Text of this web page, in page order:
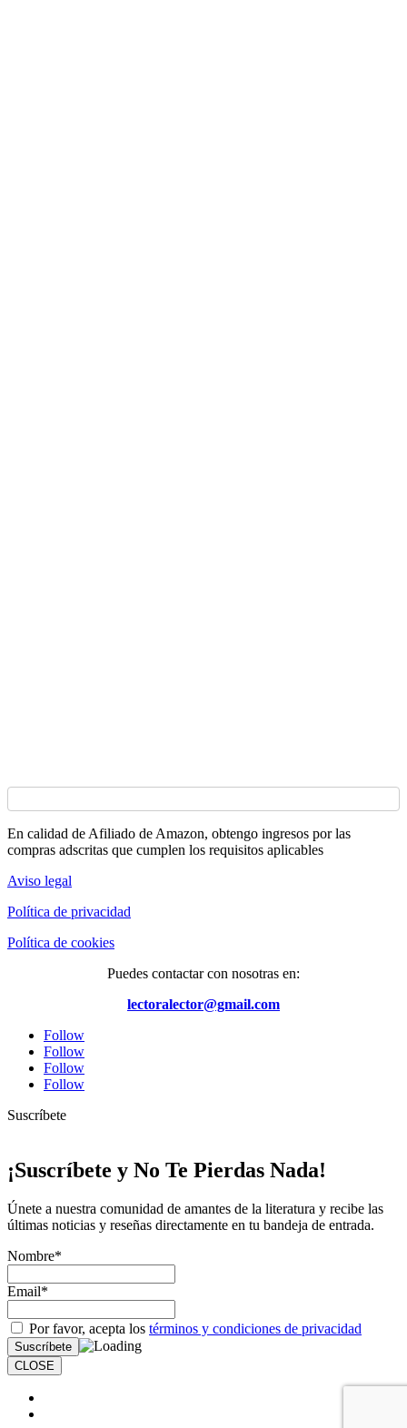
En calidad de Afiliado de Amazon, obtengo ingresos por las
compras adscritas que cumplen los requisitos aplicables
Aviso legal
Política de privacidad
Política de cookies
Puedes contactar con nosotras en:
lectoralector@gmail.com
Follow
Follow
Follow
Follow
Suscríbete
¡Suscríbete y No Te Pierdas Nada!
Únete a nuestra comunidad de amantes de la literatura y recibe las
últimas noticias y reseñas directamente en tu bandeja de entrada.
Nombre*
Email*
Por favor, acepta los términos y condiciones de privacidad
CLOSE